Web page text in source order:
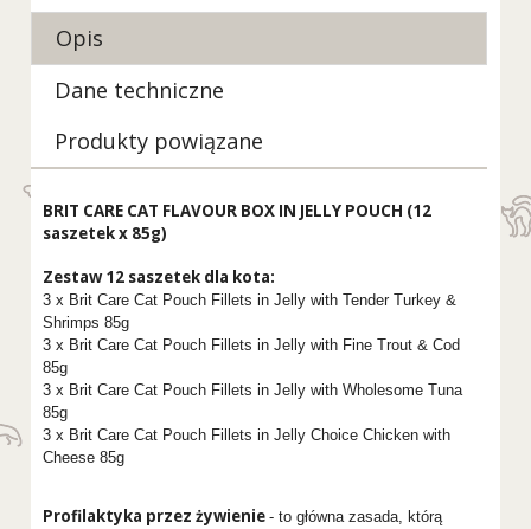
Opis
Dane techniczne
Produkty powiązane
BRIT CARE CAT FLAVOUR BOX IN JELLY POUCH (12
saszetek x 85g)
Zestaw 12 saszetek dla kota:
3 x Brit Care Cat Pouch Fillets in Jelly with Tender Turkey &
Shrimps 85g
3 x Brit Care Cat Pouch Fillets in Jelly with Fine Trout & Cod
85g
3 x Brit Care Cat Pouch Fillets in Jelly with Wholesome Tuna
85g
3 x Brit Care Cat Pouch Fillets in Jelly Choice Chicken with
Cheese 85g
Profilaktyka przez żywienie - to główna zasada, którą